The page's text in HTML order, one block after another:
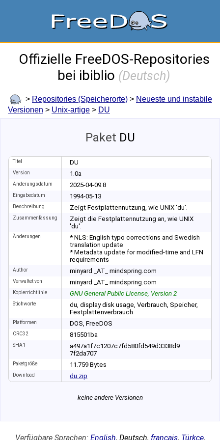
Offizielle FreeDOS-Repositories
bei ibiblio (Deutsch)
> Repositories (Speicherorte) > Neueste und instabile
Versionen > Unix-artige > DU
Paket DU
Titel DU
Version 1.0a
Änderungsdatum 2025-04-09.8
Eingabedatum 1994-05-13
Beschreibung Zeigt Festplattennutzung, wie UNIX 'du'.
Zusammenfassung
Zeigt die Festplattennutzung an, wie UNIX
'du'.
Änderungen
* NLS: English typo corrections and Swedish
translation update
* Metadata update for modified-time and LFN
requirements
Author minyard _AT_ mindspring.com
Verwaltet von minyard _AT_ mindspring.com
Kopierrichtlinie GNU General Public License, Version 2
Stichworte
du, display disk usage, Verbrauch, Speicher,
Festplattenverbrauch
Platformen DOS, FreeDOS
CRC32 815501ba
SHA1 a497a1f7c1207c7fd580fd549d3338d9
7f2da707
Paketgröße 11 759 Bytes
Download du.zip
keine andere Versionen
Verfügbare Sprachen: English, Deutsch, français, Türkçe,